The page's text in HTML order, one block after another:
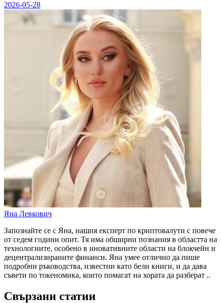
2026-05-28
Яна Левкович
Запознайте се с Яна, нашия експерт по криптовалути с повече
от седем години опит. Тя има обширни познания в областта на
технологиите, особено в иновативните области на блокчейн и
децентрализираните финанси. Яна умее отлично да пише
подробни ръководства, известни като бели книги, и да дава
съвети по токеномика, които помагат на хората да разберат ..
Свързани статии